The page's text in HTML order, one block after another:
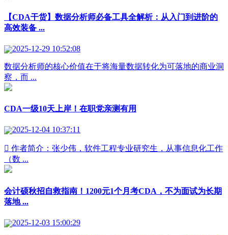
【CDA干货】数据分析师必备工具全解析：从入门到进阶的
高效装备 ...
2025-12-29 10:52:08
数据分析师的核心价值在于将海量数据转化为可落地的商业洞
察，而 ...
CDA一级10天上岸！在职党亲测有用
2025-12-04 10:37:11
 作者简介：张少伟，软件工程专业研究生，从事信息化工作
（数 ...
会计硕秋招自救指南！1200元1个月考CDA，不为面试为长期
落地 ...
2025-12-03 15:00:29